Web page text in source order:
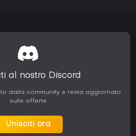
al nostro Discord
dalla community e resta aggiornato
sulle offerte
Unisciti ora